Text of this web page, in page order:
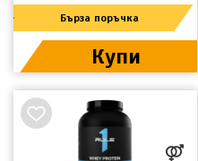
Бърза поръчка
Купи